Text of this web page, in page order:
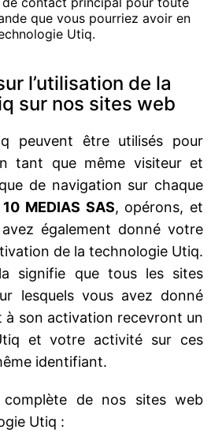
que vous pourriez avoir en
Utiq.
l’utilisation de la
sur nos sites web
peuvent être utilisés pour
tant que même visiteur et
de navigation sur chaque
10 MEDIAS SAS, opérons, et
également donné votre
de la technologie Utiq.
signifie que tous les sites
lesquels vous avez donné
son activation recevront un
et votre activité sur ces
identifiant.
complète de nos sites web
Utiq :